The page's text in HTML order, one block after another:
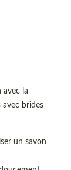
avec la
avec brides
un savon